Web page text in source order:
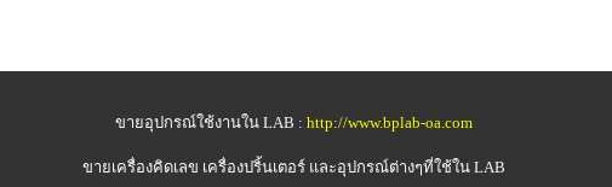
ขายอุปกรณ์ใช้งานใน LAB : http://www.bplab-oa.com
ขายเครื่องคิดเลข เครื่องปริ้นเตอร์ และอุปกรณ์ต่างๆที่ใช้ใน LAB